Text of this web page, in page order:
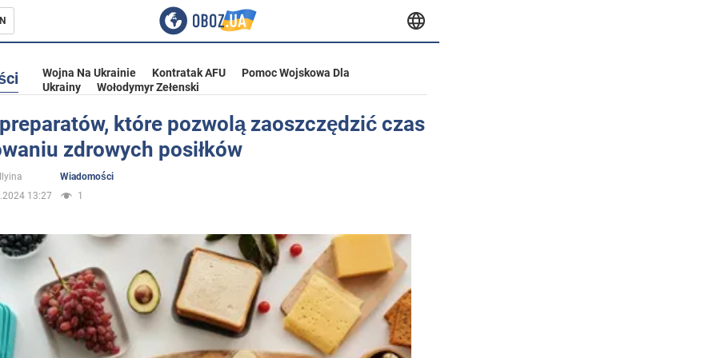
Ukrainie
Wojna Na Ukrainie Kontratak AFU
Pomoc Wojskowa Dla
Ukrainy
Wołodymyr Zełenski
które pozwolą zaoszczędzić czas
zdrowych posiłków
Wiadomości
13:27
1